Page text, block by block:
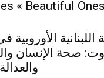
« Beautiful
اللبنانية
صحة الإنسان